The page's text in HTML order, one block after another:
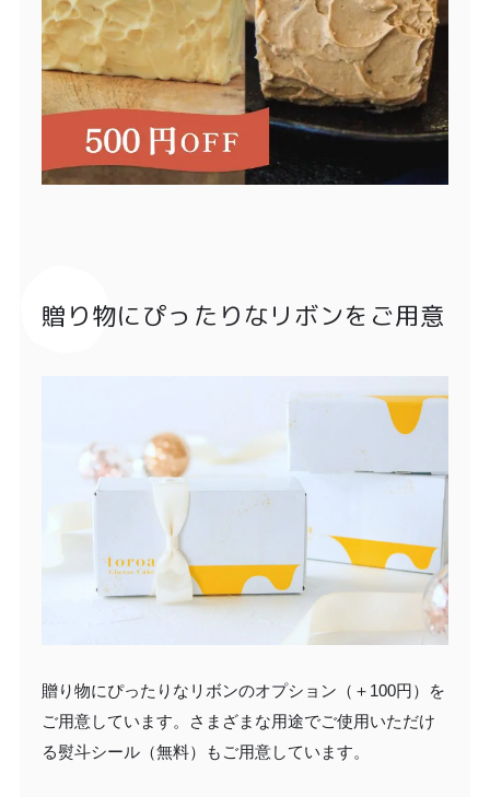
贈り物にぴったりなリボンをご用意
贈り物にぴったりなリボンのオプション（＋100円）を
ご用意しています。さまざまな用途でご使用いただけ
る熨斗シール（無料）もご用意しています。